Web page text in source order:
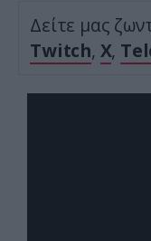
Δείτε μας
Twitch, X,